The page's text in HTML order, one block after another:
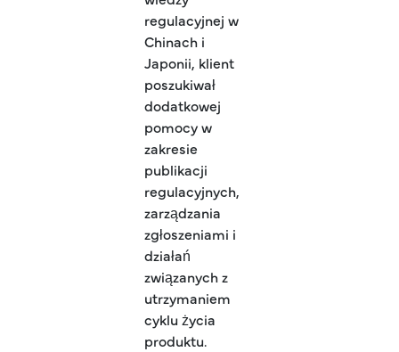
regulacyjnej w
Chinach i
Japonii, klient
poszukiwał
dodatkowej
pomocy w
zakresie
publikacji
regulacyjnych,
zarządzania
zgłoszeniami i
działań
związanych z
utrzymaniem
cyklu życia
produktu.